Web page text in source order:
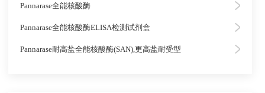
Pannarase全能核酸酶
Pannarase全能核酸酶ELISA检测试剂盒
Pannarase耐高盐全能核酸酶(SAN),更高盐耐受型